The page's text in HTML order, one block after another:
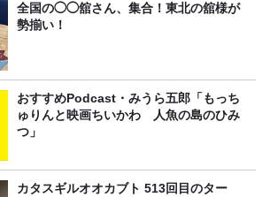
全国の◯◯舘さん、集合！東北の舘様が
勢揃い！
おすすめPodcast・みうら五郎「もっち
ゅりんと映画ちいかわ 人魚の島のひみ
つ」
カタスギルオオカブト 513回目のター